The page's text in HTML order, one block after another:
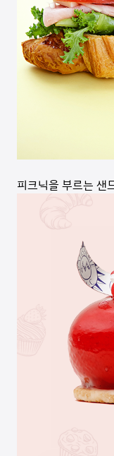
피크닉을 부르는 샌